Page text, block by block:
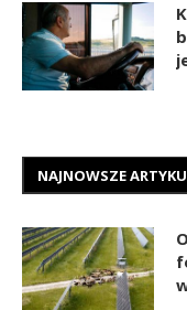
NAJNOWSZE